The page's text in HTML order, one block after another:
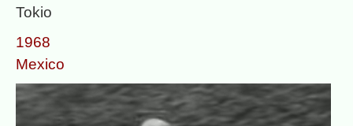
Tokio
1968
Mexico